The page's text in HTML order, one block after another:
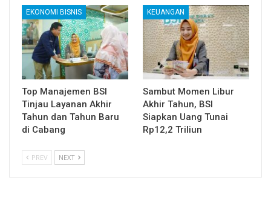
EKONOMI BISNIS
Top Manajemen BSI
Tinjau Layanan Akhir
Tahun dan Tahun Baru
di Cabang
KEUANGAN
Sambut Momen Libur
Akhir Tahun, BSI
Siapkan Uang Tunai
Rp12,2 Triliun
PREV NEXT